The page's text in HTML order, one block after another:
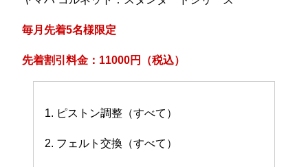
毎月先着5名様限定
先着割引料金：11000円（税込）
1. ピストン調整（すべて）
2. フェルト交換（すべて）